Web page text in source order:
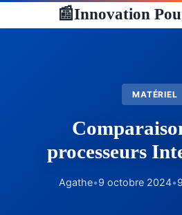
📰Innovation
MATÉRIEL
processeurs
Agathe•9 octobre 2024•